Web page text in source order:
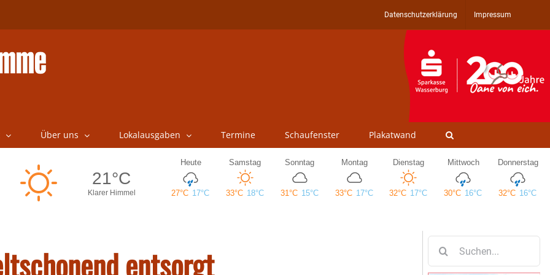
Datenschutzerklärung Impressum
Über uns Lokalausgaben Termine Schaufenster Plakatwand
entsorgt
nach: